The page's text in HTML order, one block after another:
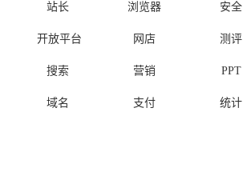
站长 浏览器 安全
开放平台 网店 测评
搜索 营销 PPT
域名 支付 统计